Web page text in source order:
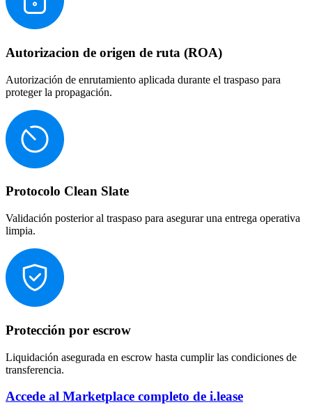
Autorizacion de origen de ruta (ROA)
Autorización de enrutamiento aplicada durante el traspaso para
proteger la propagación.
Protocolo Clean Slate
Validación posterior al traspaso para asegurar una entrega operativa
limpia.
Protección por escrow
Liquidación asegurada en escrow hasta cumplir las condiciones de
transferencia.
Accede al Marketplace completo de i.lease